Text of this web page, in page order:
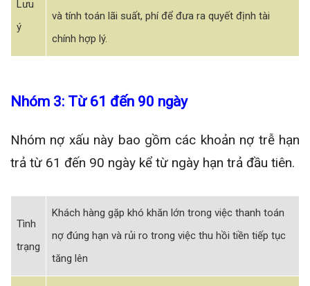
Lưu
ý
và tính toán lãi suất, phí để đưa ra quyết định tài
chính hợp lý.
Nhóm 3: Từ 61 đến 90 ngày
Nhóm nợ xấu này bao gồm các khoản nợ trễ hạn
trả từ 61 đến 90 ngày kể từ ngày hạn trả đầu tiên.
Tình
trạng
Khách hàng gặp khó khăn lớn trong việc thanh toán
nợ đúng hạn và rủi ro trong việc thu hồi tiền tiếp tục
tăng lên